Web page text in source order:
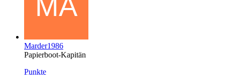
Marder1986
Papierboot-Kapitän
Punkte